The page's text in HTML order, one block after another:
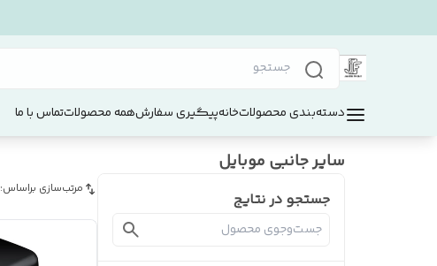
دسته‌بندی محصولاتخانهپیگیری سفارشهمه محصولاتتماس با ما
سایر جانبی موبایل
جستجو در نتایج
مرتب‌سازی براساس: